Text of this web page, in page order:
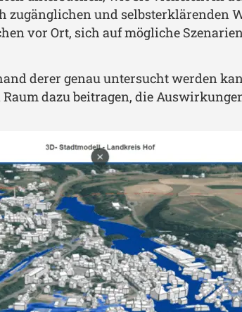
zugänglichen und
vor Ort, sich auf mögliche
derer genau untersucht werden
dazu beitragen, die